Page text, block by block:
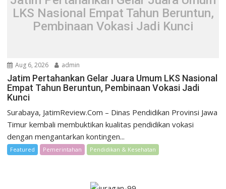
LKS Nasional Empat Tahun Beruntun,
Pembinaan Vokasi Jadi Kunci
Aug 6, 2026 admin
Jatim Pertahankan Gelar Juara Umum LKS Nasional
Empat Tahun Beruntun, Pembinaan Vokasi Jadi
Kunci
Surabaya, JatimReview.Com – Dinas Pendidikan Provinsi Jawa
Timur kembali membuktikan kualitas pendidikan vokasi
dengan mengantarkan kontingen...
Featured Pemerintahan Pendidikan & Kesehatan